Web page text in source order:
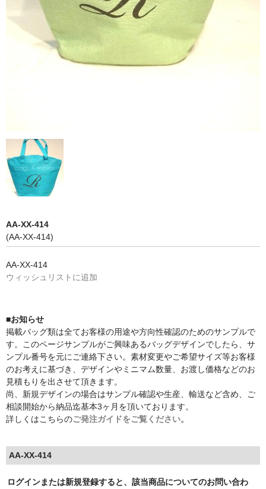
AA-XX-414
(AA-XX-414)
AA-XX-414
ウィッシュリストに追加
■お知らせ
掲載バッグ類は全てお客様の用途や方向性確認のためのサンプルで
す。このページサンプルがご興味あるバッグデザインでしたら、サ
ンプル番号を元にご連絡下さい。素材変更やご希望サイズ等お客様
のお考えに基づき、デザインやミニマム数量、お渡し価格などのお
見積もりを出させて頂きます。
尚、新規デザインの場合はサンプル確認や生産、輸送など含め、ご
相談開始から納品迄基本3ヶ月を頂いております。
詳しくはこちらのご発注ガイドをご覧ください。
AA-XX-414
ログインまたは新規登録すると、該当商品についてのお問い合わ